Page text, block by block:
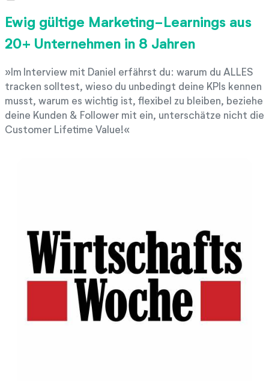
Ewig gültige Marketing-Learnings aus
20+ Unternehmen in 8 Jahren
Im Interview mit Daniel erfährst du: warum du ALLES
tracken solltest, wieso du unbedingt deine KPIs kennen
musst, warum es wichtig ist, flexibel zu bleiben, beziehe
deine Kunden & Follower mit ein, unterschätze nicht die
Customer Lifetime Value!